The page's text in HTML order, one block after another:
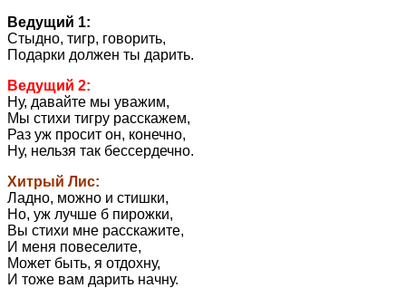
Ведущий 1:
Стыдно, тигр, говорить,
Подарки должен ты дарить.
Ведущий 2:
Ну, давайте мы уважим,
Мы стихи тигру расскажем,
Раз уж просит он, конечно,
Ну, нельзя так бессердечно.
Хитрый Лис:
Ладно, можно и стишки,
Но, уж лучше б пирожки,
Вы стихи мне расскажите,
И меня повеселите,
Может быть, я отдохну,
И тоже вам дарить начну.